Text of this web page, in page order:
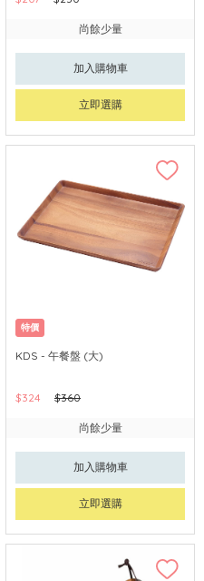
尚餘少量
加入購物車
立即選購
特價
KDS - 午餐盤 (大)
$324 $360
尚餘少量
加入購物車
立即選購